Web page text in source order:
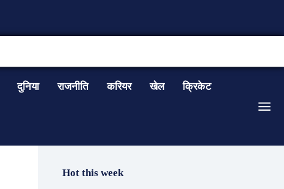
दुनिया राजनीति करियर खेल क्रिकेट
Hot this week